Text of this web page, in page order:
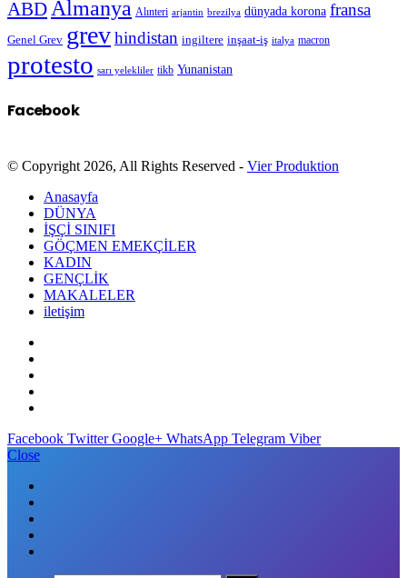
ABD Almanya Alınteri arjantin brezilya dünyada korona fransa
Genel Grev grevhindistan ingiltere inşaat-iş italya macron
protesto sarı yelekliler tikb Yunanistan
Facebook
© Copyright 2026, All Rights Reserved - Vier Produktion
Anasayfa
DÜNYA
İŞÇİ SINIFI
GÖÇMEN EMEKÇİLER
KADIN
GENÇLİK
MAKALELER
iletişim
Facebook Twitter Google+ WhatsApp Telegram Viber
Close